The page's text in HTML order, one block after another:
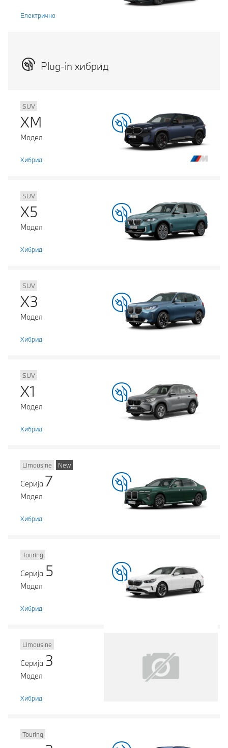
Електрично
Plug-in хибрид
SUV
XM
Модел
Хибрид
SUV
X5
Модел
Хибрид
SUV
X3
Модел
Хибрид
SUV
X1
Модел
Хибрид
Limousine New
Серија 7
Модел
Хибрид
Touring
Серија 5
Модел
Хибрид
Limousine
Серија 3
Модел
Хибрид
Touring